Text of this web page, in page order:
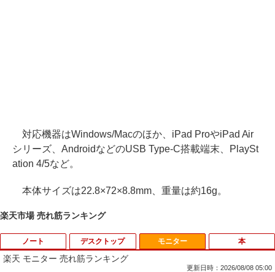
対応機器はWindows/Macのほか、iPad ProやiPad Air
シリーズ、AndroidなどのUSB Type-C搭載端末、PlaySt
ation 4/5など。
本体サイズは22.8×72×8.8mm、重量は約16g。
楽天市場 売れ筋ランキング
ノート デスクトップ モニター
楽天 モニター 売れ筋ランキング
更新日時：2026/08/08 05:00
本